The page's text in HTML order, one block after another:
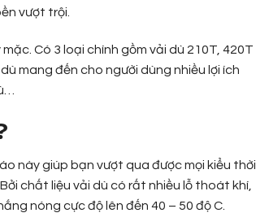
vượt trội.
Có 3 loại chính gồm vải dù 210T, 420T
mang đến cho người dùng nhiều lợi ích
này giúp bạn vượt qua được mọi kiểu thời
chất liệu vải dù có rất nhiều lỗ thoát khí,
nóng cực độ lên đến 40 – 50 độ C.